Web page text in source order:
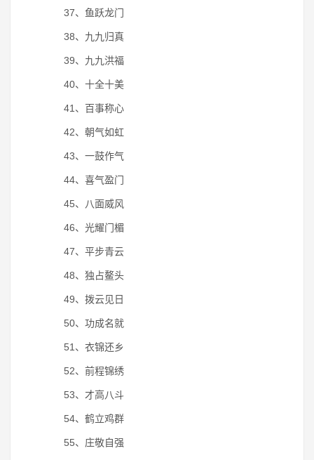
37、鱼跃龙门
38、九九归真
39、九九洪福
40、十全十美
41、百事称心
42、朝气如虹
43、一鼓作气
44、喜气盈门
45、八面威风
46、光耀门楣
47、平步青云
48、独占鳌头
49、拨云见日
50、功成名就
51、衣锦还乡
52、前程锦绣
53、才高八斗
54、鹤立鸡群
55、庄敬自强